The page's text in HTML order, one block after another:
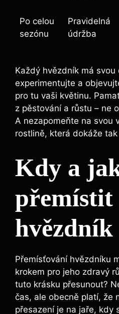
Po celou
sezónu
Pravidelná
údržba
Každý hvězdník má
experimentujte a
pro tu vaši květinu.
z pěstování a růstu – ne
A nezapomeňte na svou
rostlině, která dokáže
Kdy a
přemístit
hvězdník
Přemísťování hvězdníku
krokem pro jeho zdravý
tuto krásku přesunout?
čas, ale obecně platí, že
přesazení je na jaře, kdy